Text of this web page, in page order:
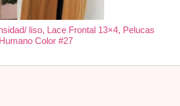
liso, Lace Frontal 13×4, Pelucas
Color #27